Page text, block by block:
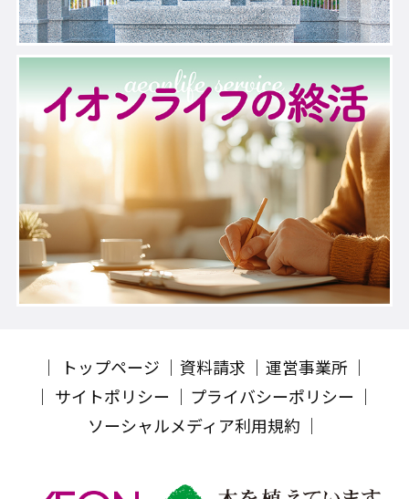
トップページ 資料請求
運営事業所
サイトポリシー
プライバシーポリシー
ソーシャルメディア利用規約